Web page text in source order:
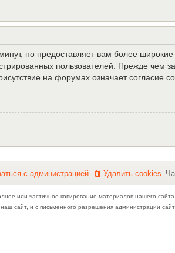
но предоставляет вам более
пользователей. Прежде чем
на форумах означает согласие
Удалить cookies
аться с администрацией
или частичное копирование материалов нашего
сайт, и с письменного разрешения администрации